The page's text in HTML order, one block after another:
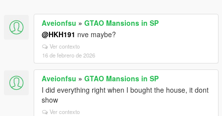
Aveionfsu » GTAO Mansions in SP
@HKH191 nve maybe?
Ver contexto
16 de febrero de 2026
Aveionfsu » GTAO Mansions in SP
I did everything right when I bought the house, it dont
show
Ver contexto